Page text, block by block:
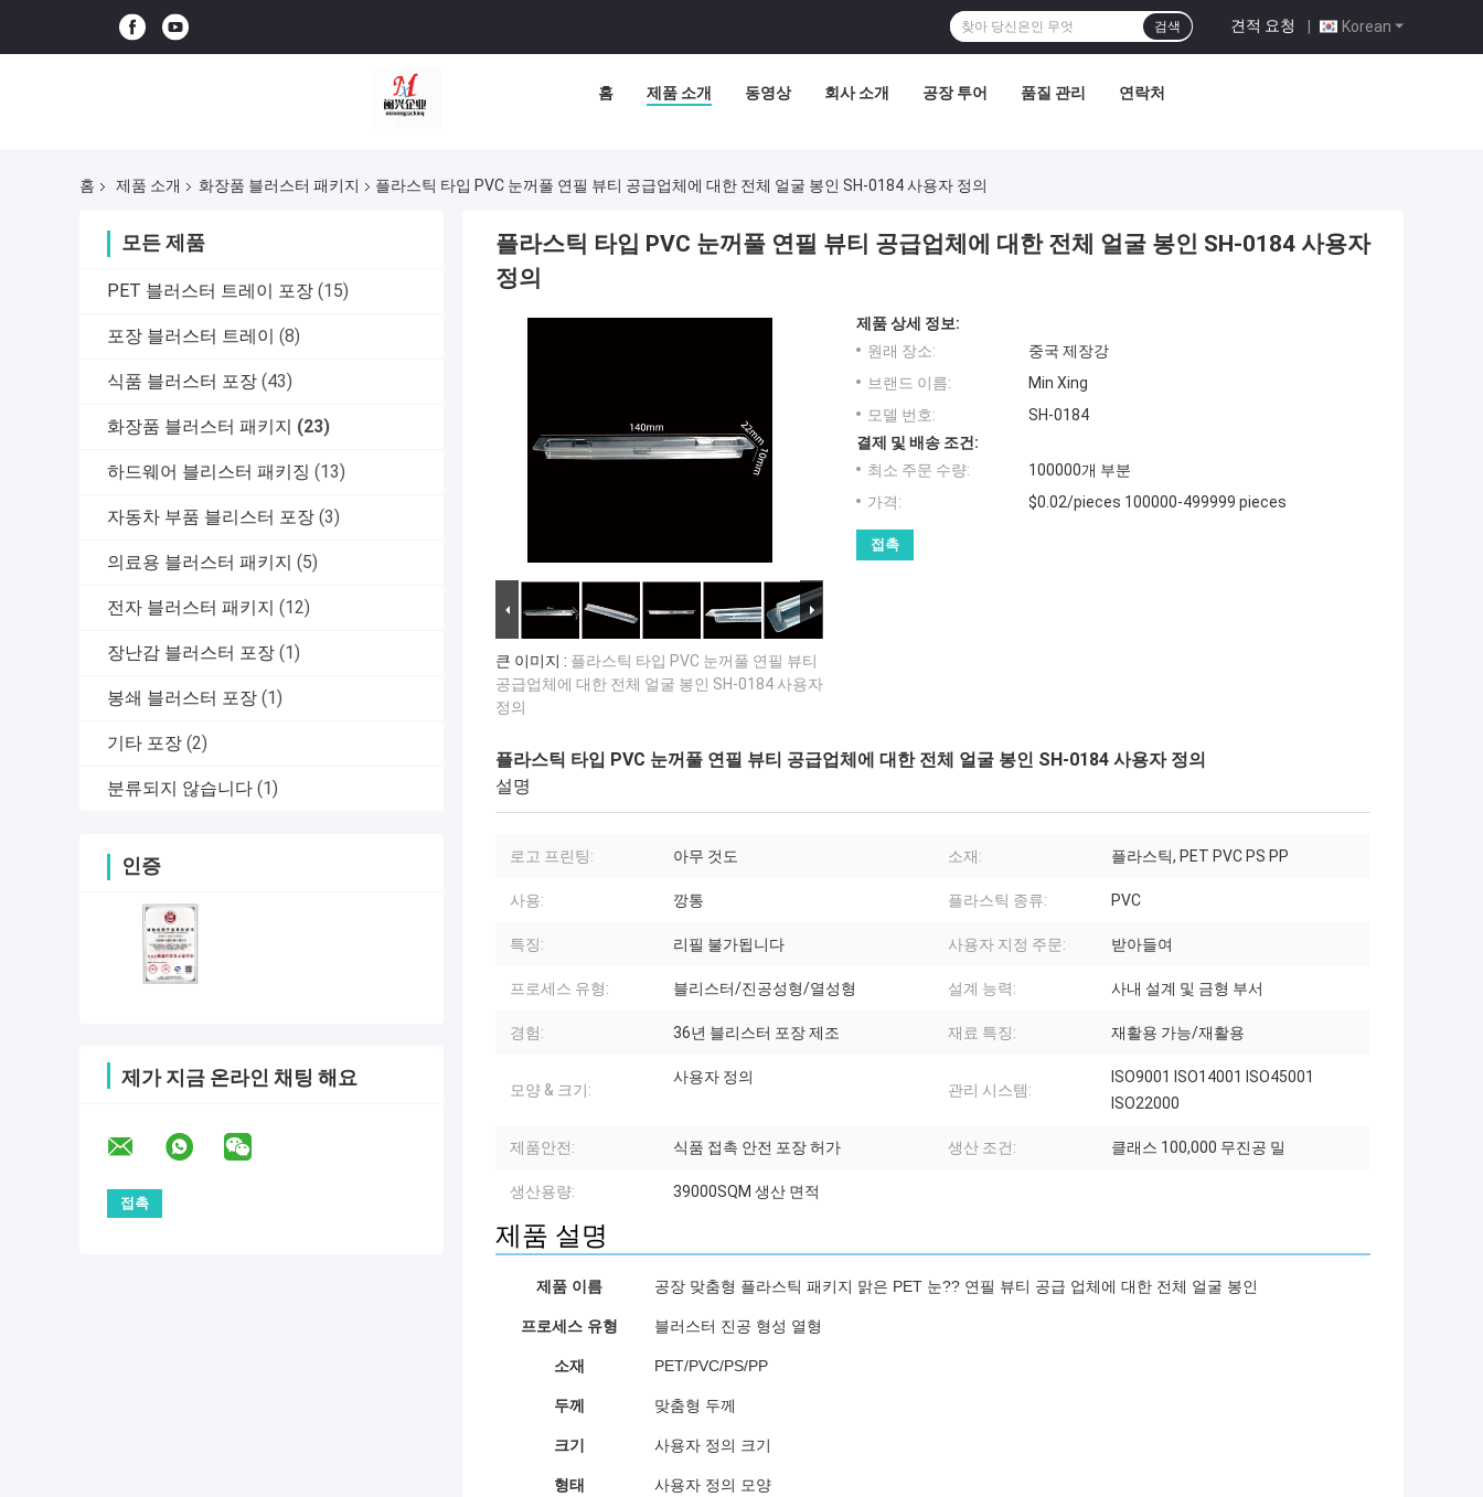
Korean
견적 요청 |
검색
홈 제품 소개 동영상 회사 소개 공장 투어 품질 관리 연락처
홈 제품 소개 화장품 블러스터 패키지 플라스틱 타입 PVC 눈꺼풀 연필 뷰티 공급업체에 대한 전체 얼굴 봉인 SH-0184 사용자 정의
모든 제품
PET 블러스터 트레이 포장 (15)
포장 블러스터 트레이 (8)
식품 블러스터 포장 (43)
화장품 블러스터 패키지 (23)
하드웨어 블리스터 패키징 (13)
자동차 부품 블리스터 포장 (3)
의료용 블러스터 패키지 (5)
전자 블러스터 패키지 (12)
장난감 블러스터 포장 (1)
봉쇄 블러스터 포장 (1)
기타 포장 (2)
분류되지 않습니다 (1)
인증
제가 지금 온라인 채팅 해요
플라스틱 타입 PVC 눈꺼풀 연필 뷰티 공급업체에 대한 전체 얼굴 봉인 SH-0184 사용자
정의
큰 이미지 : 플라스틱 타입 PVC 눈꺼풀 연필 뷰티
공급업체에 대한 전체 얼굴 봉인 SH-0184 사용자
정의
제품 상세 정보:
원래 장소:
중국 제장강
브랜드 이름:
Min Xing
모델 번호:
SH-0184
결제 및 배송 조건:
최소 주문 수량:
100000개 부분
가격:
$0.02/pieces 100000-499999 pieces
접촉
플라스틱 타입 PVC 눈꺼풀 연필 뷰티 공급업체에 대한 전체 얼굴 봉인 SH-0184 사용자 정의
설명
로고 프린팅: 아무 것도 소재: 플라스틱, PET PVC PS PP
사용: 깡통 플라스틱 종류: PVC
특징: 리필 불가됩니다 사용자 지정 주문: 받아들여
프로세스 유형: 블리스터/진공성형/열성형 설계 능력: 사내 설계 및 금형 부서
경험: 36년 블리스터 포장 제조 재료 특징: 재활용 가능/재활용
모양 & 크기:
사용자 정의
관리 시스템:
ISO9001 ISO14001 ISO45001
ISO22000
제품안전: 식품 접촉 안전 포장 허가 생산 조건: 클래스 100,000 무진공 밀
생산용량: 39000SQM 생산 면적
제품 설명
제품 이름 공장 맞춤형 플라스틱 패키지 맑은 PET 눈?? 연필 뷰티 공급 업체에 대한 전체 얼굴 봉인
프로세스 유형 블러스터 진공 형성 열형
소재 PET/PVC/PS/PP
두께 맞춤형 두께
크기 사용자 정의 크기
형태 사용자 정의 모양